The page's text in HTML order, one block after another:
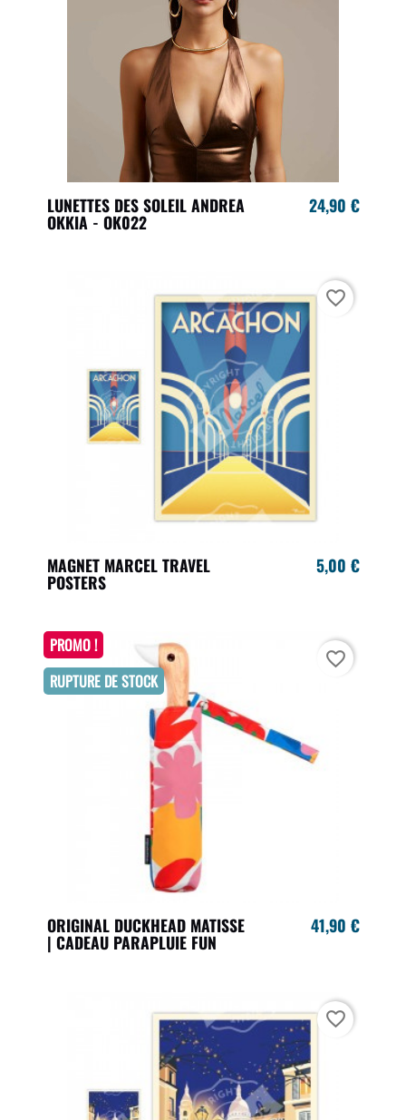
LUNETTES DES SOLEIL ANDREA
OKKIA - OK022
24,90 €
MAGNET MARCEL TRAVEL
POSTERS
5,00 €
favorite_border
ORIGINAL DUCKHEAD MATISSE
| CADEAU PARAPLUIE FUN
41,90 €
PROMO !
RUPTURE DE STOCK
favorite_border
favorite_border